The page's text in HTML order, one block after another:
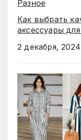
Разное
Как выбрать
аксессуары
2 декабря, 2024